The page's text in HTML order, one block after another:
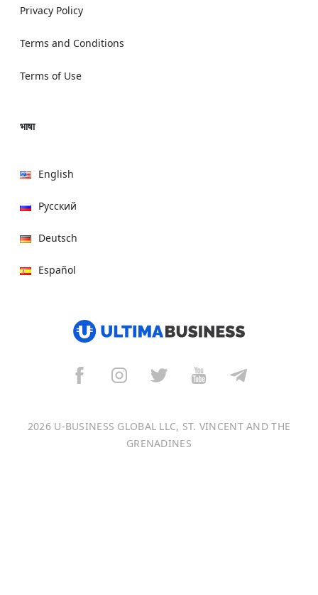
Privacy Policy
Terms and Conditions
Terms of Use
भाषा
English
Русский
Deutsch
Español
Français
2026 U-BUSINESS GLOBAL LLC, ST. VINCENT AND THE
GRENADINES